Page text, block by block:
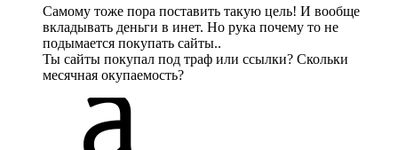
Самому тоже пора поставить такую цель! И вообще
вкладывать деньги в инет. Но рука почему то не
подымается покупать сайты..
Ты сайты покупал под траф или ссылки? Скольки
месячная окупаемость?